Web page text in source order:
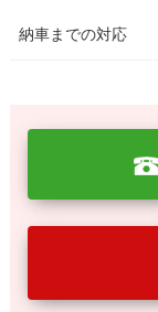
納車までの対応